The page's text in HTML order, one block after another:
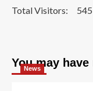
Total Visitors:
You may have
News